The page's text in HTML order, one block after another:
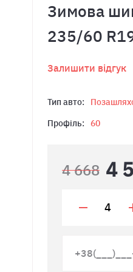
Зимова
235/60
Залишити відгук
Тип авто:
Профіль:
60
4 668 4